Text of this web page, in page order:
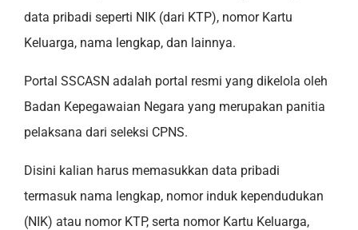
data pribadi seperti NIK (dari KTP), nomor Kartu
Keluarga, nama lengkap, dan lainnya.
Portal SSCASN adalah portal resmi yang dikelola oleh
Badan Kepegawaian Negara yang merupakan panitia
pelaksana dari seleksi CPNS.
Disini kalian harus memasukkan data pribadi
termasuk nama lengkap, nomor induk kependudukan
(NIK) atau nomor KTP, serta nomor Kartu Keluarga,